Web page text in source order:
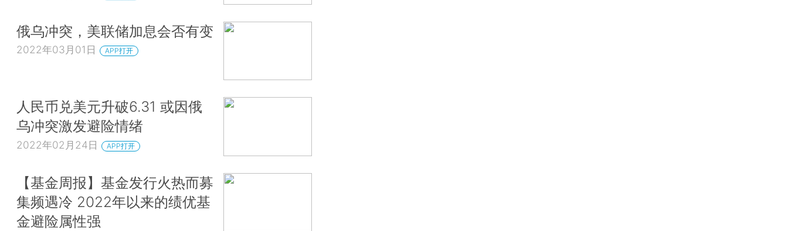
俄乌冲突，美联储加息会否有变
2022年03月01日 APP打开
人民币兑美元升破6.31 或因俄
乌冲突激发避险情绪
2022年02月24日 APP打开
【基金周报】基金发行火热而募
集频遇冷 2022年以来的绩优基
金避险属性强